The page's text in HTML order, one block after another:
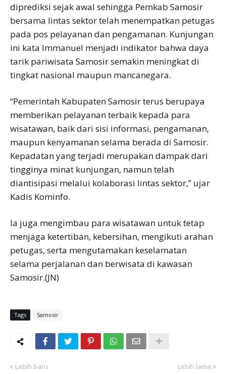
diprediksi sejak awal sehingga Pemkab Samosir
bersama lintas sektor telah menempatkan petugas
pada pos pelayanan dan pengamanan. Kunjungan
ini kata Immanuel menjadi indikator bahwa daya
tarik pariwisata Samosir semakin meningkat di
tingkat nasional maupun mancanegara.
“Pemerintah Kabupaten Samosir terus berupaya
memberikan pelayanan terbaik kepada para
wisatawan, baik dari sisi informasi, pengamanan,
maupun kenyamanan selama berada di Samosir.
Kepadatan yang terjadi merupakan dampak dari
tingginya minat kunjungan, namun telah
diantisipasi melalui kolaborasi lintas sektor,” ujar
Kadis Kominfo.
Ia juga mengimbau para wisatawan untuk tetap
menjaga ketertiban, kebersihan, mengikuti arahan
petugas, serta mengutamakan keselamatan
selama perjalanan dan berwisata di kawasan
Samosir.(JN)
Tags Samosir
Lebih baru Lebih lama